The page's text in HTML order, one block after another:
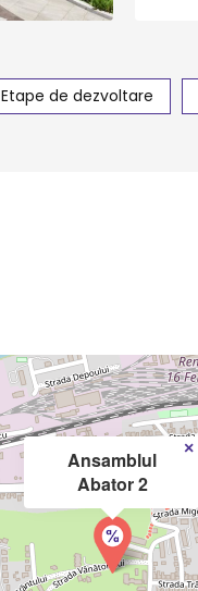
Etape de dezvoltare
Ansamblul
Abator 2
×